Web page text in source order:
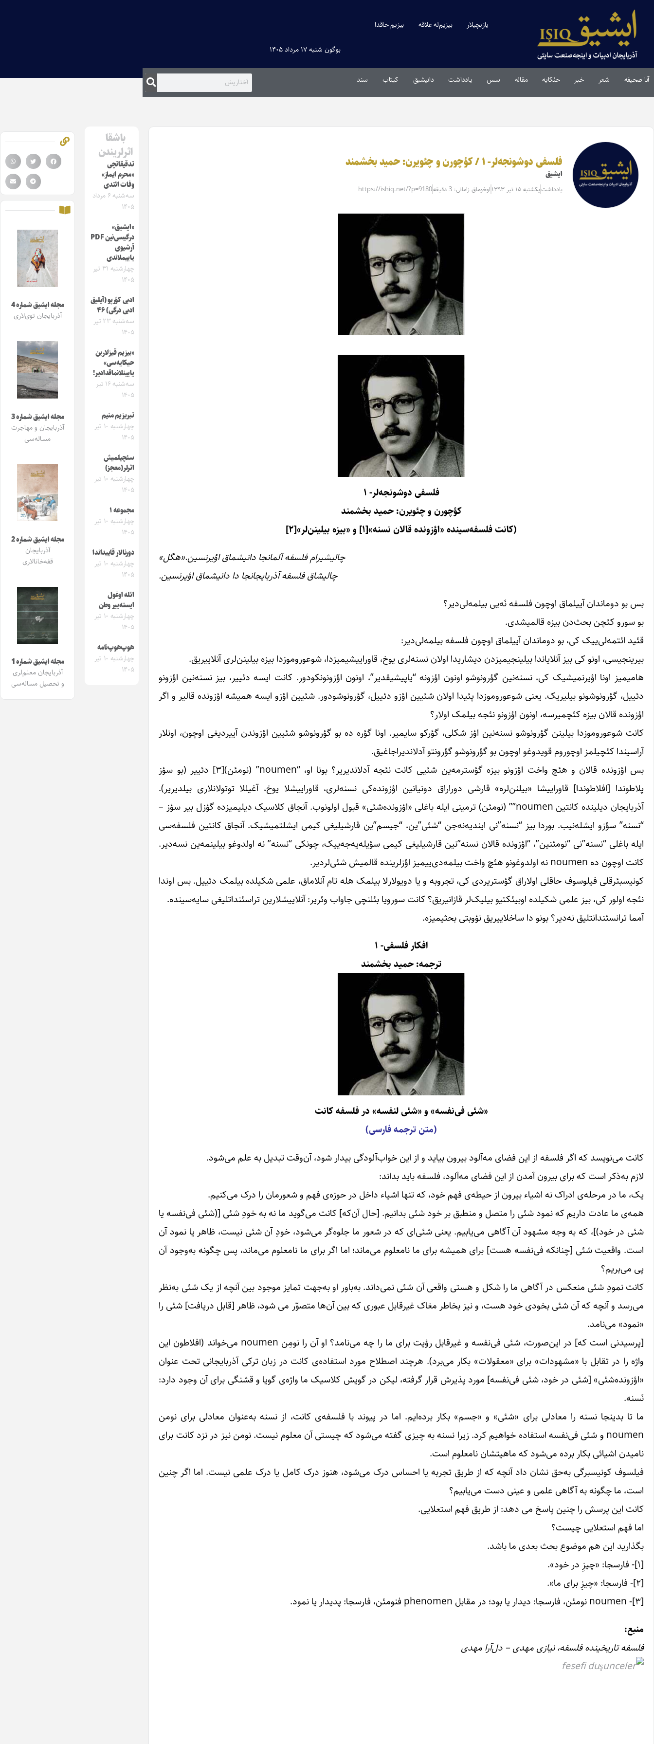
یازیچیلار بیزیم‌له علاقه بیزیم حاقدا
بوگون شنبه ۱۷ مرداد ۱۴۰۵
آنا صحیفه شعر خبر حئکایه مقاله‌ سس یادداشت دانیشیق کیتاب سند
فلسفی دوشونجه‌لر- ۱ / کؤچورن و چئویرن: حمید بخشمند
ایشیق
یادداشتیکشنبه ۱۵ تیر ۱۳۹۳ اوخوماق زامانی: 3 دقیقه https://ishiq.net/?p=9180
فلسفی دوشونجه‌لر- ۱
کؤچورن و چئویرن: حمید بخشمند
(کانت فلسفه‌سینده «اؤزونده قالان نسنه»[۱] و «بیزه بیلینن‌لر»[۲]
چالیشیرام فلسفه آلمانجا دانیشماق اؤیرنسین.«هگل»
چالیشاق فلسفه آذربایجانجا دا دانیشماق اؤیرنسین.
بس بو دوماندان آییلماق اوچون فلسفه نَه‌یی بیلمه‌لی‌دیر؟
بو سورو کئچن بحث‌دن بیزه قالمیشدی.
قئید ائتمه‌لی‌ییک کی، بو دوماندان آییلماق اوچون فلسفه بیلمه‌لی‌دیر:
بیرینجیسی، اونو کی بیز آنلایاندا بیلینجیمیزدن دیشاریدا اولان نسنه‌لری یوخ، قاوراییشیمیزدا، شوعوروموزدا بیزه بیلینن‌لری آنلاییریق.
هامیمیز اونا اؤیرنمیشیک کی، نسنه‌نین گؤرونوشو اونون اؤزونه “یاپیشیقدیر”، اونون اؤزونونکودور. کانت ایسه دئییر، بیز نسنه‌نین اؤزونو
دئییل، گؤرونوشونو بیلیریک. یعنی شوعوروموزدا پئیدا اولان شئیین اؤزو دئییل، گؤرونوشودور. شئیین اؤزو ایسه همیشه اؤزونده قالیر و اگر
اؤزونده قالان بیزه کئچمیرسه، اونون اؤزونو نئجه بیلمک اولار؟
کانت شوعوروموزدا بیلینن گؤرونوشو نسنه‌نین اؤز شکلی، گؤرکو سایمیر. اونا گؤره ده بو گؤرونوشو شئیین اؤزوندن آییردیغی اوچون، اونلار
آراسیندا کئچیلمز اوچوروم قویدوغو اوچون بو گؤرونوشو گؤرونتو آدلاندیراجاغیق.
بس اؤزونده قالان و هئچ واخت اؤزونو بیزه گؤسترمه‌ین شئیی کانت نئجه آدلاندیریر؟ بونا او، “noumen” (نومئن)[۳] دئییر (بو سؤز
پلاطوندا [افلاطوندا] قاوراییشا «بیلنن‌لره» قارشی دوراراق دونیانین اؤزونده‌کی نسنه‌لری، قاوراییشلا یوخ، آغیللا توتولانلاری بیلدیریر).
آذربایجان دیلینده کانتین noumen”” (نومئن) ترمینی ایله باغلی «اؤزونده‌شئی» قبول اولونوب. آنجاق کلاسیک دیلیمیزده گؤزل بیر سؤز –
“نسنه” سؤزو ایشله‌نیب. بوردا بیز “نسنه”‌نی ایندیه‌نه‌جن “شئی”‌ین، “جیسم”‌ین قارشیلیغی کیمی ایشلتمیشیک. آنجاق کانتین فلسفه‌سی
ایله باغلی “نسنه”‌نی “نومئنین”، “اؤزونده قالان نسنه”‌نین قارشیلیغی کیمی سؤیله‌یه‌جه‌ییک، چونکی “نسنه” نه اولدوغو بیلینمه‌ین نسه‌دیر.
کانت اوچون ده noumen نه اولدوغونو هئچ واخت بیلمه‌دی‌ییمیز اؤزلرینده قالمیش شئی‌لردیر.
کونیسبئرقلی فیلوسوف حاقلی اولاراق گؤستریردی کی، تجروبه و یا دویولارلا بیلمک هله تام آنلاماق، علمی شکیلده بیلمک دئییل. بس اوندا
نئجه اولور کی، بیز علمی شکیلده اوبیئکتیو بیلیک‌لر قازانیریق؟ کانت سورویا بئلنچی جاواب وئریر: آنلاییشلارین تراسئنداتلیغی سایه‌سینده.
آمما ترانسئندانتلیق نه‌دیر؟ بونو دا ساخلاییریق نؤوبتی بحثیمیزه.
افکار فلسفی- ۱
ترجمه: حمید بخشمند
«شئی فی‌نفسه» و «شئی لنفسه» در فلسفه کانت
(متن ترجمه فارسی)
کانت می‌نویسد که اگر فلسفه از این فضای مه‌آلود بیرون بیاید و از این خواب‌آلودگی بیدار شود، آن‌وقت تبدیل به علم می‌شود.
لازم به‌ذکر است که برای بیرون آمدن از این فضای مه‌آلود، فلسفه باید بداند:
یک، ما در مرحله‌ی ادراک نه اشیاء بیرون از حیطه‌ی فهم خود، که تنها اشیاء داخل در حوزه‌ی فهم و شعورمان را درک می‌کنیم.
همه‌ی ما عادت داریم که نمود شئی را متصل و منطبق بر خود شئی بدانیم. [حال آن‌که] کانت می‌گوید ما نه به خودِ شئی [(شئی فی‌نفسه یا
شئی در خود)]، که به وجه مشهود آن آگاهی می‌یابیم. یعنی شئی‌ای که در شعور ما جلوه‌گر می‌شود، خودِ آن شئی نیست، ظاهر یا نمود آن
است. واقعیت شئی [چنانکه فی‌نفسه هست] برای همیشه برای ما نامعلوم می‌ماند؛ اما اگر برای ما نامعلوم می‌ماند، پس چگونه به‌وجود آن
پی می‌بریم؟
کانت نمودِ شئی منعکس در آگاهی ما را شکل و هستی واقعی آن شئی نمی‌داند. به‌باور او به‌جهت تمایز موجود بین آنچه از یک شئی به‌نظر
می‌رسد و آنچه که آن شئی بخودی خود هست، و نیز بخاطر مغاک غیرقابل عبوری که بین آن‌ها متصوّر می شود، ظاهر [قابل دریافت] شئی را
«نمود» می‌نامد.
[پرسیدنی است که] در این‌صورت، شئی فی‌نفسه و غیرقابل رؤیت برای ما را چه می‌نامد؟ او آن را نومِن noumen می‌خواند (افلاطون این
واژه را در تقابل با «مشهودات» برای «معقولات» بکار می‌برد). هرچند اصطلاح مورد استفاده‌ی کانت در زبان ترکی آذربایجانی تحت عنوان
«اؤزونده‌شئی» [شئی در خود، شئی فی‌نفسه] مورد پذیرش قرار گرفته، لیکن در گویش کلاسیک ما واژه‌ی گویا و قشنگی برای آن وجود دارد:
نَسنه.
ما تا بدینجا نسنه را معادلی برای «شئی» و «جسم» بکار برده‌ایم. اما در پیوند با فلسفه‌ی کانت، از نسنه به‌عنوان معادلی برای نومن
noumen و شئی فی‌نفسه استفاده خواهیم کرد. زیرا نسنه به چیزی گفته می‌شود که چیستی آن معلوم نیست. نومن نیز در نزد کانت برای
نامیدن اشیائی بکار برده می‌شود که ماهیتشان نامعلوم است.
فیلسوف کونیسبرگی به‌حق نشان داد آنچه که از طریق تجربه یا احساس درک می‌شود، هنوز درک کامل یا درک علمی نیست. اما اگر چنین
است، ما چگونه به آگاهی علمی و عینی دست می‌یابیم؟
کانت این پرسش را چنین پاسخ می دهد: از طریق فهم استعلایی.
اما فهم استعلایی چیست؟
بگذارید این هم موضوع بحث بعدی ما باشد.
[۱]- فارسجا: «چیزِ در خود».
[۲]- فارسجا: «چیزِ برای ما».
[۳]- noumen نومئن، فارسجا: دیدار یا بود؛ در مقابل phenomen فنومئن، فارسجا: پدیدار یا نمود.
منبع:
فلسفه تاریخینده فلسفه، نیازی مهدی – دل‌آرا مهدی
باشقا
اثرلریندن
تدقیقاتچی
«محرم ایماز»
وفات ائتدی
سه‌شنبه ۶ مرداد
۱۴۰۵
«ایشیق»
درگیسی‌نین PDF
آرشیوی
یاییملاندی
چهارشنبه ۳۱ تیر
۱۴۰۵
ادبی کؤرپو (آیلیق
ادبی درگی) ۴۶
سه‌شنبه ۲۳ تیر
۱۴۰۵
«بیزیم قیزلارین
حیکایه‌سی»
یایینلانماقدادیر!
سه‌شنبه ۱۶ تیر
۱۴۰۵
تبریزیم منیم
چهارشنبه ۱۰ تیر
۱۴۰۵
سئچیلمیش
اثرلر(معجز)
چهارشنبه ۱۰ تیر
۱۴۰۵
مجموعه ۱
چهارشنبه ۱۰ تیر
۱۴۰۵
دورنالار قاییداندا
چهارشنبه ۱۰ تیر
۱۴۰۵
ائله اوغول
ایسته‌ییر وطن
چهارشنبه ۱۰ تیر
۱۴۰۵
هوپ‌هوپ‌نامه
چهارشنبه ۱۰ تیر
۱۴۰۵
مجله ایشیق شماره 4
آذربایجان توی‌لاری
مجله ایشیق شماره 3
آذربایجان و مهاجرت
مساله‌سی
مجله ایشیق شماره 2
آذربایجان
قفه‌خانالاری
مجله ایشیق شماره 1
آذربایجان معلم‌لری
و تحصیل مساله‌سی